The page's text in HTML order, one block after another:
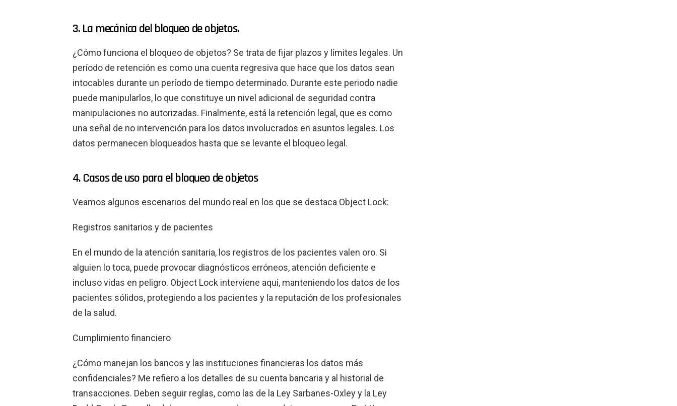
3. La mecánica del bloqueo de objetos.
¿Cómo funciona el bloqueo de objetos? Se trata de fijar plazos y límites legales. Un
período de retención es como una cuenta regresiva que hace que los datos sean
intocables durante un período de tiempo determinado. Durante este periodo nadie
puede manipularlos, lo que constituye un nivel adicional de seguridad contra
manipulaciones no autorizadas. Finalmente, está la retención legal, que es como
una señal de no intervención para los datos involucrados en asuntos legales. Los
datos permanecen bloqueados hasta que se levante el bloqueo legal.
4. Casos de uso para el bloqueo de objetos
Veamos algunos escenarios del mundo real en los que se destaca Object Lock:
Registros sanitarios y de pacientes
En el mundo de la atención sanitaria, los registros de los pacientes valen oro. Si
alguien lo toca, puede provocar diagnósticos erróneos, atención deficiente e
incluso vidas en peligro. Object Lock interviene aquí, manteniendo los datos de los
pacientes sólidos, protegiendo a los pacientes y la reputación de los profesionales
de la salud.
Cumplimiento financiero
¿Cómo manejan los bancos y las instituciones financieras los datos más
confidenciales? Me refiero a los detalles de su cuenta bancaria y al historial de
transacciones. Deben seguir reglas, como las de la Ley Sarbanes-Oxley y la Ley